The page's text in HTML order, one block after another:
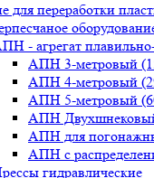
для переработки
- агрегат
АПН 3-метровый
АПН 4-метровый
АПН 5-метровый
АПН
АПН для
АПН с
гидравлические